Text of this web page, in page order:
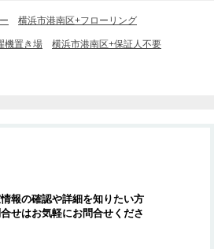
横浜市港南区+フローリング
機置き場 横浜市港南区+保証人不要
報の確認や詳細を知りたい方
せはお気軽にお問合せくださ